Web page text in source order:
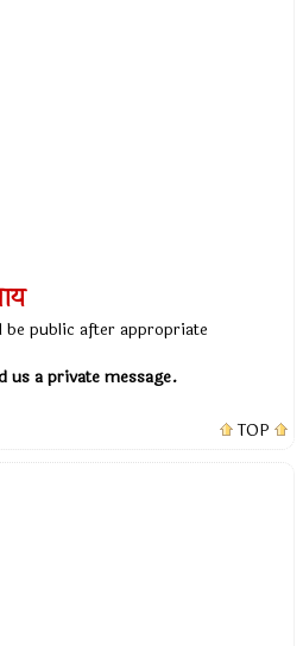
public after appropriate
us a private message.
TOP